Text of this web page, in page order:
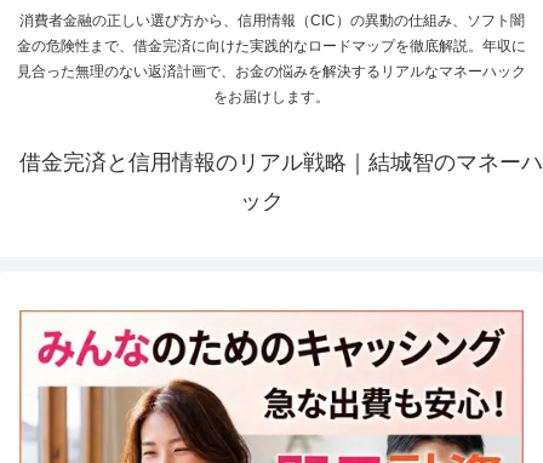
消費者金融の正しい選び方から、信用情報（CIC）の異動の仕組み、ソフト闇
金の危険性まで、借金完済に向けた実践的なロードマップを徹底解説。年収に
見合った無理のない返済計画で、お金の悩みを解決するリアルなマネーハック
をお届けします。
借金完済と信用情報のリアル戦略｜結城智のマネーハ
ック